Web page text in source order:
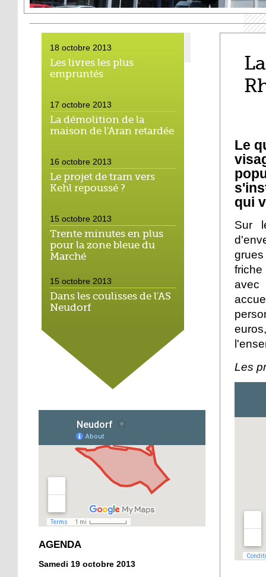
18 octobre 2013
Les livres les plus
empruntés
17 octobre 2013
La démolition de la
maison de l'Aran retardée
16 octobre 2013
Le projet de tram vers
Kehl repoussé ?
15 octobre 2013
Trente minutes en plus
pour la zone bleue du
Marché
15 octobre 2013
Dans les coulisses de l'AS
Neudorf
15 octobre 2013
Place du marché : les
vieux vélos roulent
clichés
14 octobre 2013
Tapis rouge sous ciel gris
14 octobre 2013
Football : l'AS Neudorf
crée la surprise en Coupe
AGENDA
Samedi 19 octobre 2013
Le
qui
Sur
Les